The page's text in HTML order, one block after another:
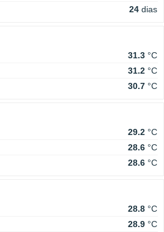
24 dias
31.3 °C
31.2 °C
30.7 °C
29.2 °C
28.6 °C
28.6 °C
28.8 °C
28.9 °C